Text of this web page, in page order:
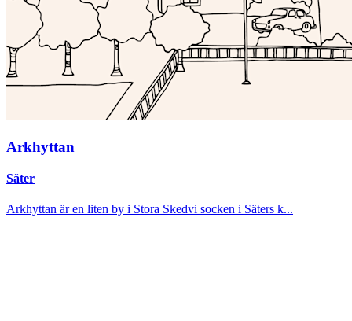
Arkhyttan
Säter
Arkhyttan är en liten by i Stora Skedvi socken i Säters k...